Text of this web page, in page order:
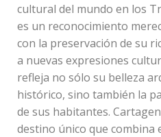
cultural del mundo en los
es un reconocimiento
con la preservación de su
a nuevas expresiones
refleja no sólo su belleza
histórico, sino también la
de sus habitantes.
destino único que combina